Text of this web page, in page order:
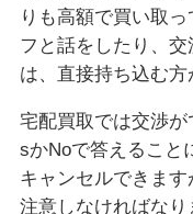
りも高額で買い取
フと話をしたり、
は、直接持ち込む方
宅配買取では交渉
sかNoで答えること
キャンセルできま
注意しなければなり